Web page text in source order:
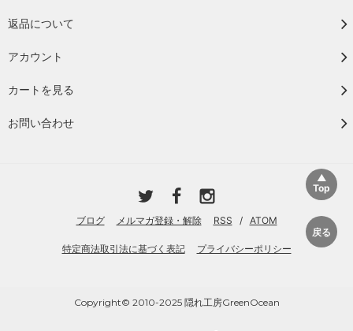
返品について
アカウント
カートを見る
お問い合わせ
ブログ メルマガ登録・解除 RSS / ATOM
特定商法取引法に基づく表記 プライバシーポリシー
Copyright© 2010-2025 隠れ工房GreenOcean